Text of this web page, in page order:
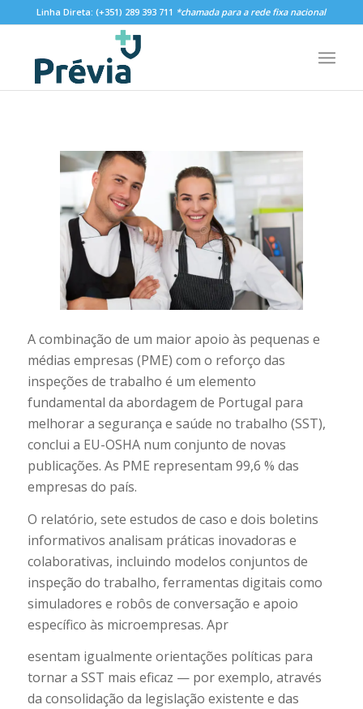
Linha Direta:(+351) 289 393 711 *chamada para a rede fixa nacional
A combinação de um maior apoio às pequenas e
médias empresas (PME) com o reforço das
inspeções de trabalho é um elemento
fundamental da abordagem de Portugal para
melhorar a segurança e saúde no trabalho (SST),
conclui a EU-OSHA num conjunto de novas
publicações. As PME representam 99,6 % das
empresas do país.
O relatório, sete estudos de caso e dois boletins
informativos analisam práticas inovadoras e
colaborativas, incluindo modelos conjuntos de
inspeção do trabalho, ferramentas digitais como
simuladores e robôs de conversação e apoio
específico às microempresas. Apr
esentam igualmente orientações políticas para
tornar a SST mais eficaz — por exemplo, através
da consolidação da legislação existente e das